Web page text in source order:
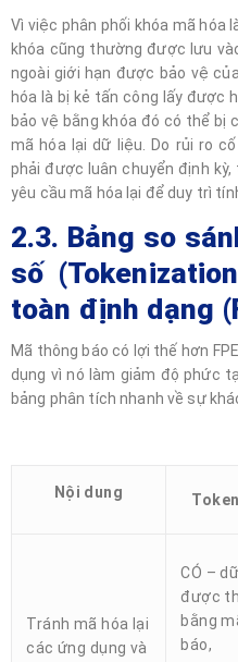
Vì việc phân phối khóa mã hóa
khóa cũng thường được lưu
ngoài giới hạn được bảo vệ
hóa là bị kẻ tấn công lấy được
bảo vệ bằng khóa đó có thể bị
mã hóa lại dữ liệu. Do rủi ro
phải được luân chuyển định
yêu cầu mã hóa lại để duy trì
2.3. Bảng so
số
toàn định dạng
Mã thông báo có lợi thế hơn
dụng vì nó làm giảm độ phức
bảng phân tích nhanh về sự
Nội dung
Tránh mã hóa lại
các ứng dụng và
CÓ –
được
bằng
báo,